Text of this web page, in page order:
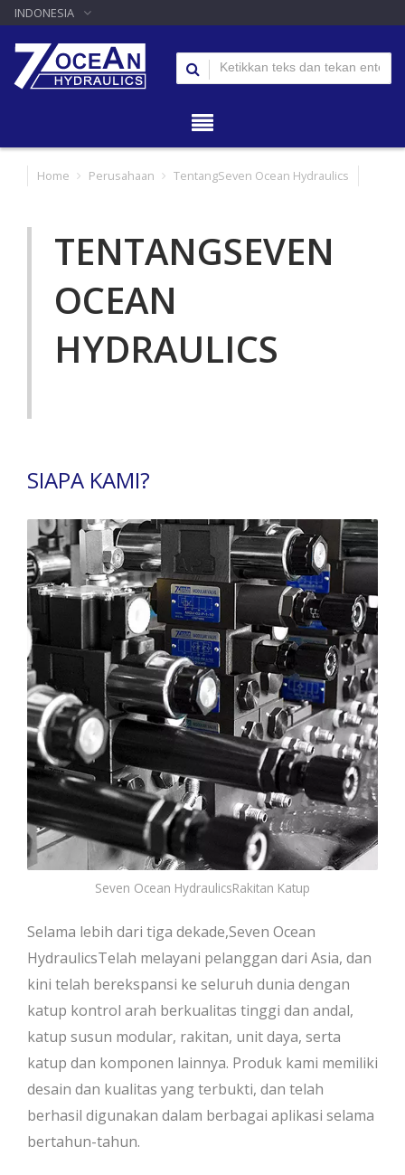
INDONESIA
Home Perusahaan TentangSeven Ocean Hydraulics
TENTANGSEVEN
OCEAN
HYDRAULICS
SIAPA KAMI?
Seven Ocean HydraulicsRakitan Katup
Selama lebih dari tiga dekade,Seven Ocean
HydraulicsTelah melayani pelanggan dari Asia, dan
kini telah berekspansi ke seluruh dunia dengan
katup kontrol arah berkualitas tinggi dan andal,
katup susun modular, rakitan, unit daya, serta
katup dan komponen lainnya. Produk kami memiliki
desain dan kualitas yang terbukti, dan telah
berhasil digunakan dalam berbagai aplikasi selama
bertahun-tahun.